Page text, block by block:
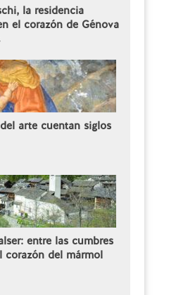
la residencia
el corazón de Génova
arte cuentan siglos
entre las cumbres
corazón del mármol